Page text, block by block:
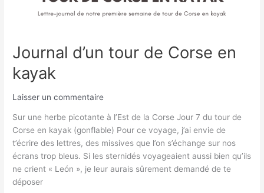
Journal d’un tour de Corse en
kayak
Laisser un commentaire
Sur une herbe picotante à l’Est de la Corse Jour 7 du tour de
Corse en kayak (gonflable) Pour ce voyage, j’ai envie de
t’écrire des lettres, des missives que l’on s’échange sur nos
écrans trop bleus. Si les sternidés voyageaient aussi bien qu’ils
ne crient « León », je leur aurais sûrement demandé de te
déposer